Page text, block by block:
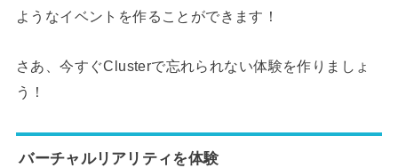
ようなイベントを作ることができます！
さあ、今すぐClusterで忘れられない体験を作りましょ
う！
バーチャルリアリティを体験